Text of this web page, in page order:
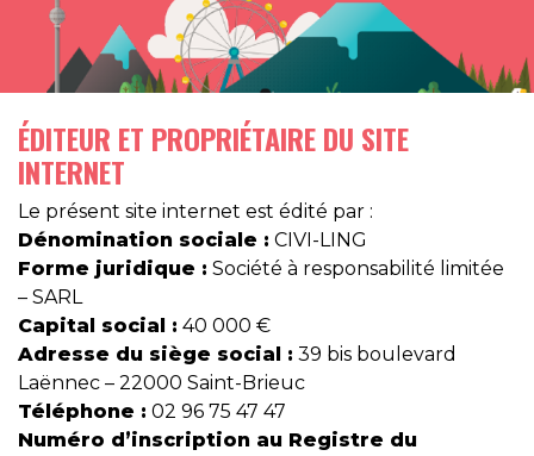
ÉDITEUR ET PROPRIÉTAIRE DU SITE
INTERNET
Le présent site internet est édité par :
Dénomination sociale : CIVI-LING
Forme juridique : Société à responsabilité limitée
– SARL
Capital social : 40 000 €
Adresse du siège social : 39 bis boulevard
Laënnec – 22000 Saint-Brieuc
Téléphone : 02 96 75 47 47
Numéro d’inscription au Registre du